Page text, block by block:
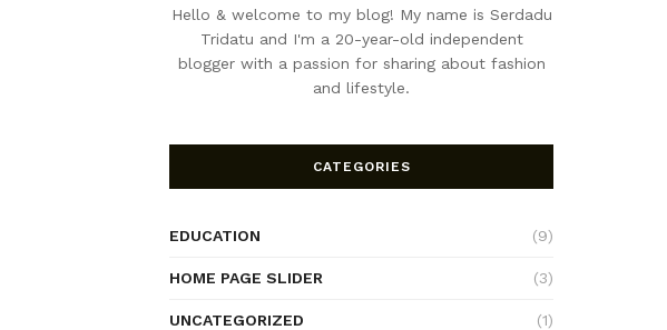
Hello & welcome to my blog! My name is Serdadu
Tridatu and I'm a 20-year-old independent
blogger with a passion for sharing about fashion
and lifestyle.
CATEGORIES
EDUCATION (9)
HOME PAGE SLIDER (3)
UNCATEGORIZED (1)